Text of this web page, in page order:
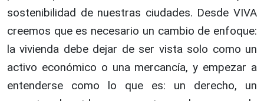
sostenibilidad de nuestras ciudades. Desde VIVA
creemos que es necesario un cambio de enfoque:
la vivienda debe dejar de ser vista solo como un
activo económico o una mercancía, y empezar a
entenderse como lo que es: un derecho, un